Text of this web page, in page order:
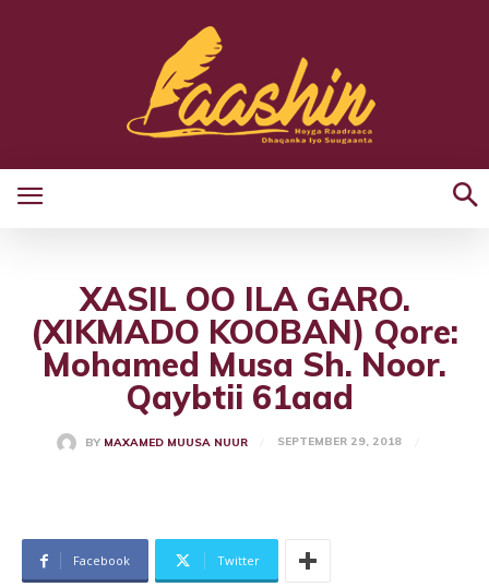
XASIL OO ILA GARO.
(XIKMADO KOOBAN) Qore:
Mohamed Musa Sh. Noor.
Qaybtii 61aad
BY MAXAMED MUUSA NUUR SEPTEMBER 29, 2018
Facebook Twitter